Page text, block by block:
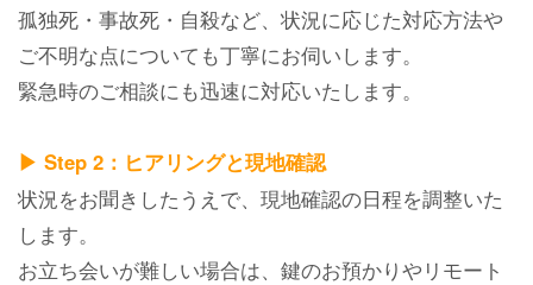
孤独死・事故死・自殺など、状況に応じた対応方法や
ご不明な点についても丁寧にお伺いします。
緊急時のご相談にも迅速に対応いたします。
▶ Step 2：ヒアリングと現地確認
状況をお聞きしたうえで、現地確認の日程を調整いた
します。
お立ち会いが難しい場合は、鍵のお預かりやリモート